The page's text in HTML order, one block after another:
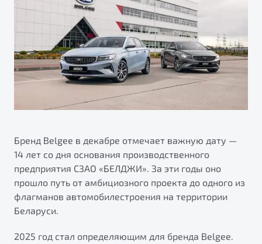
Яркий кроссовер
от 2 219 990 ₽*
Автокредит
Трейд-ин
Страхование
Расчет КАСКО
Гарантия Belgee
Belgee Линк
Belgee Клуб
Клиентская поддержка
Помощь на дорогах
О дилерском центре
Правовая информация
Бренд Belgee в декабре отмечает важную дату —
14 лет со дня основания производственного
предприятия СЗАО «БЕЛДЖИ». За эти годы оно
прошло путь от амбициозного проекта до одного из
флагманов автомобилестроения на территории
Беларуси.
2025 год стал определяющим для бренда Belgee.